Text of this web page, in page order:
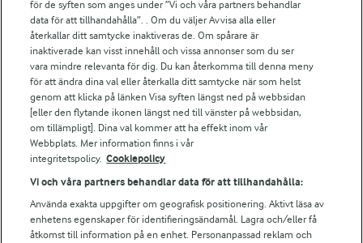
Arla.com
Falbygdens Ost
Arla webbshop
Bildbank
Följ oss
för de syften som anges under ”Vi och våra partners behandlar
data för att tillhandahålla”. . Om du väljer Avvisa alla eller
återkallar ditt samtycke inaktiveras de. Om spårare är
inaktiverade kan visst innehåll och vissa annonser som du ser
vara mindre relevanta för dig. Du kan återkomma till denna meny
för att ändra dina val eller återkalla ditt samtycke när som helst
genom att klicka på länken Visa syften längst ned på webbsidan
[eller den flytande ikonen längst ned till vänster på webbsidan,
om tillämpligt]. Dina val kommer att ha effekt inom vår
Webbplats. Mer information finns i vår
integritetspolicy. Cookiepolicy
Vi och våra partners behandlar data för att tillhandahålla:
Använda exakta uppgifter om geografisk positionering. Aktivt läsa av
enhetens egenskaper för identifieringsändamål. Lagra och/eller få
åtkomst till information på en enhet. Personanpassad reklam och